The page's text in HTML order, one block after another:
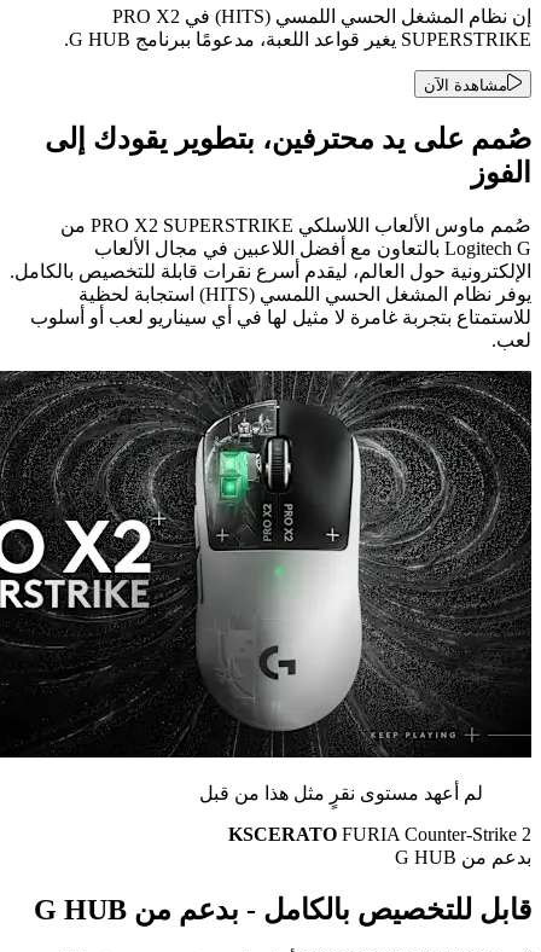
إن نظام المشغل الحسي اللمسي (HITS) في PRO X2
SUPERSTRIKE يغير قواعد اللعبة، مدعومًا ببرنامج G HUB.
مشاهدة الآن
صُمم على يد محترفين، بتطوير يقودك إلى
الفوز
صُمم ماوس الألعاب اللاسلكي ‏PRO X2 SUPERSTRIKE‏ من
‏Logitech G‏ بالتعاون مع أفضل اللاعبين في مجال الألعاب
الإلكترونية حول العالم، ليقدم أسرع نقرات قابلة للتخصيص بالكامل.
يوفر نظام المشغل الحسي اللمسي (HITS) استجابة لحظية
للاستمتاع بتجربة غامرة لا مثيل لها في أي سيناريو لعب أو أسلوب
لعب.
لم أعهد مستوى نقرٍ مثل هذا من قبل
KSCERATO FURIA Counter-Strike 2
بدعم من G HUB
قابل للتخصيص بالكامل - بدعم من G HUB